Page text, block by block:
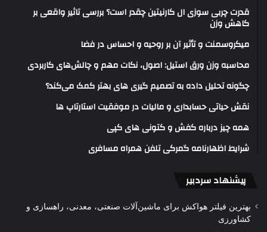
قدرت چربی سوزی ال کارنیتین چقدر است؟ بررسی تاثیر واقعی بر
کاهش وزن
میکروسمنت و تأثیر آن بر روحیه و احساس در فضا
محاسبه وزن ورق استیل: اصول، نکات مهم و چالش‌های کاربردی
چگونه تحلیل داده به تصمیم گیری های بهتر کمک می‌کند؟
نقش حیاتی حسابداری و مالیات در موفقیت استارتاپ ها
همه چیز درباره کفش و کتونی های کپی
شرایط اظهارنامه گمرکی تلفن همراه مسافری
پیشنهاد سردبیر
بهترین فیلتر هواکش برای ماشین‌آلات صنعتی، معدنی، راهسازی و
کشاورزی